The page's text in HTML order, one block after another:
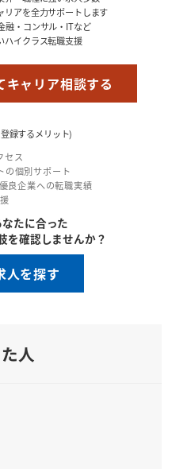
リアを全力サポートします
融・コンサル・ITなど
ハイクラス転職支援
キャリア相談する
録するメリット)
セス
の個別サポート
良企業への転職実績
たに合った
を確認しませんか？
人を探す
人